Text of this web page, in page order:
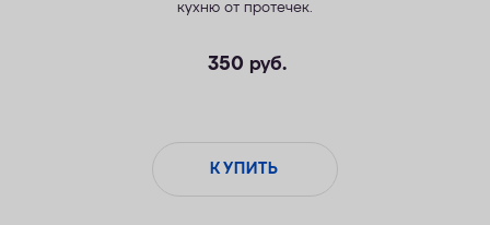
кухню от протечек.
350 руб.
КУПИТЬ